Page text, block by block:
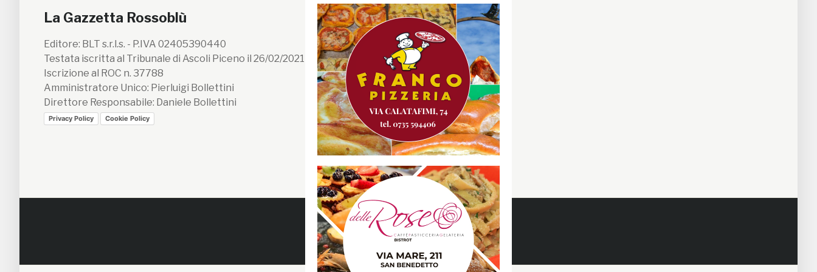
La Gazzetta Rossoblù
Editore: BLT s.r.l.s. - P.IVA 02405390440
Testata iscritta al Tribunale di Ascoli Piceno il 26/02/2021 n. 199/2021
Iscrizione al ROC n. 37788
Amministratore Unico: Pierluigi Bollettini
Direttore Responsabile: Daniele Bollettini
Privacy Policy Cookie Policy
Segui la GRB
Facebook
Instagram
Twitter
Youtube
Gazzetta RossoBlù